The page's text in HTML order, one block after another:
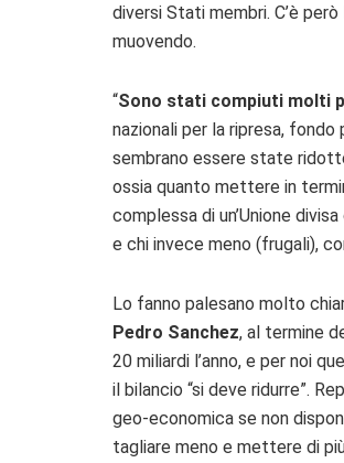
diversi Stati membri. C’è
muovendo.
“Sono stati compiuti molti
nazionali per la ripresa,
sembrano essere state
ossia quanto mettere in
complessa di un’Unione
e chi invece meno (frugali),
Lo fanno palesano molto
Pedro Sanchez, al termine
20 miliardi l’anno, e per noi
il bilancio “si deve ridurre”.
geo-economica se non
tagliare meno e mettere di